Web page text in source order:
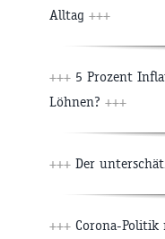
Alltag +++
+++ 5 Prozent
Löhnen? +++
+++ Der
+++ Corona-Politik